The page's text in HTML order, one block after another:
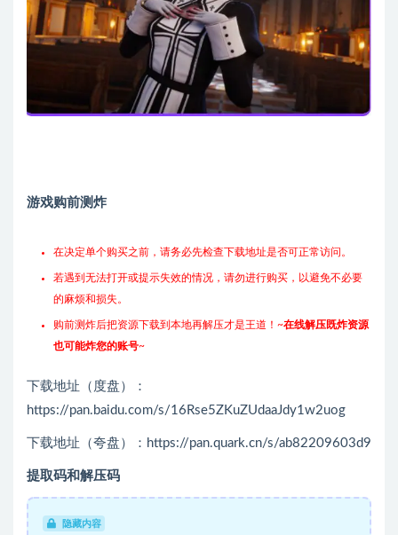
游戏购前测炸
在决定单个购买之前，请务必先检查下载地址是否可正常访问。
若遇到无法打开或提示失效的情况，请勿进行购买，以避免不必要
的麻烦和损失。
购前测炸后把资源下载到本地再解压才是王道！~在线解压既炸资源
也可能炸您的账号~
下载地址（度盘）：
https://pan.baidu.com/s/16Rse5ZKuZUdaaJdy1w2uog
下载地址（夸盘）：https://pan.quark.cn/s/ab82209603d9
提取码和解压码
隐藏内容